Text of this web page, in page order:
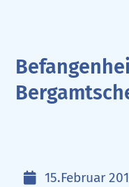
15.Februar